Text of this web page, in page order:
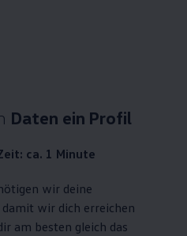
Daten ein Profil
ca. 1 Minute
wir deine
wir dich erreichen
am besten gleich das